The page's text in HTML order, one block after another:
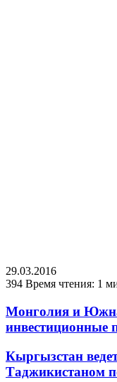
29.03.2016
394 Время чтения: 1
Монголия и
инвестиционные
Кыргызстан
Таджикистаном